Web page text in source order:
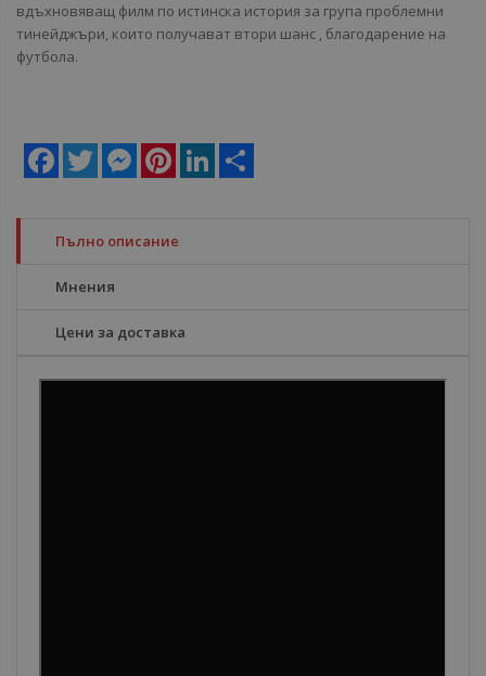
вдъхновяващ филм по истинска история за група проблемни
тинейджъри, които получават втори шанс , благодарение на
футбола.
Facebook
Twitter MessengerPinterestLinkedIn
Пълно описание
Мнения
Цени за доставка